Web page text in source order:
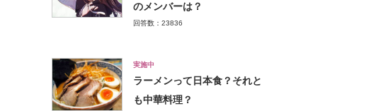
のメンバーは？
回答数：23836
実施中
ラーメンって日本食？それと
も中華料理？